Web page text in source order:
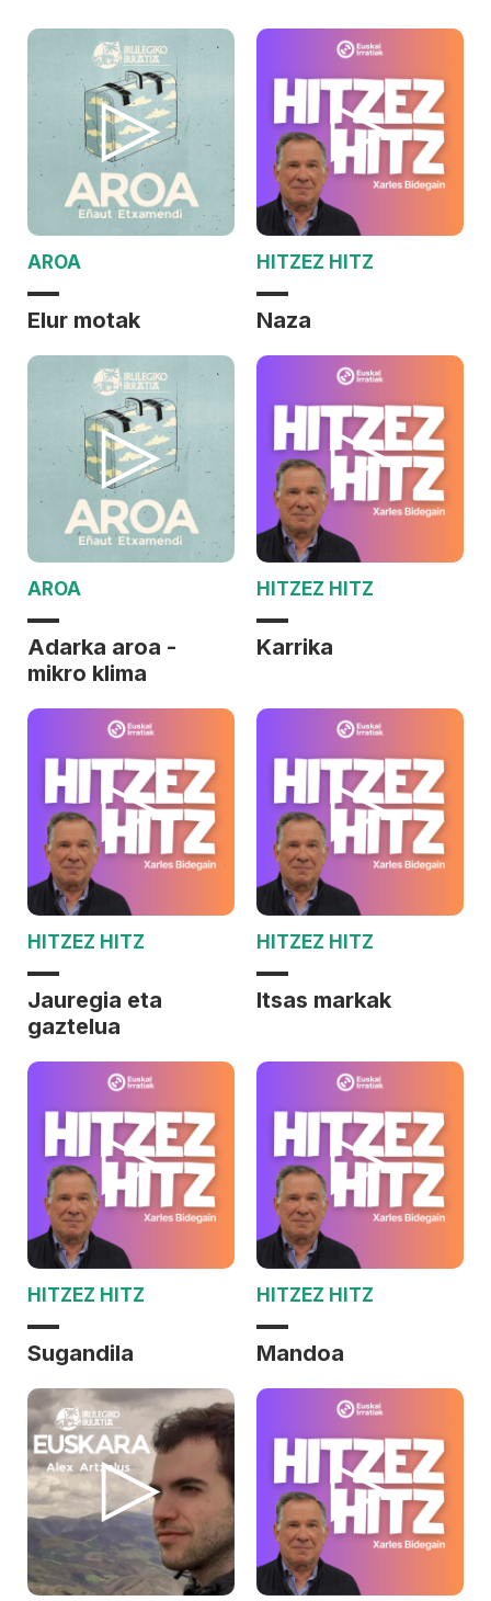
AROA
Elur motak
HITZEZ HITZ
Naza
AROA
Adarka aroa -
mikro klima
HITZEZ HITZ
Karrika
HITZEZ HITZ
Jauregia eta
gaztelua
HITZEZ HITZ
Itsas markak
HITZEZ HITZ
Sugandila
HITZEZ HITZ
Mandoa